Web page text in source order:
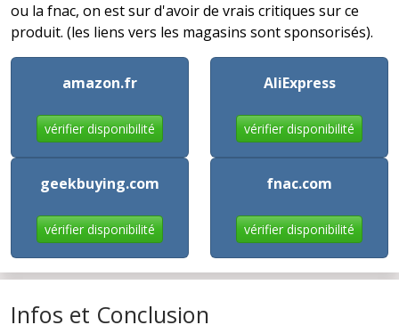
ou la fnac, on est sur d'avoir de vrais critiques sur ce
produit. (les liens vers les magasins sont sponsorisés).
amazon.fr
vérifier disponibilité
AliExpress
vérifier disponibilité
geekbuying.com
vérifier disponibilité
fnac.com
vérifier disponibilité
Infos et Conclusion